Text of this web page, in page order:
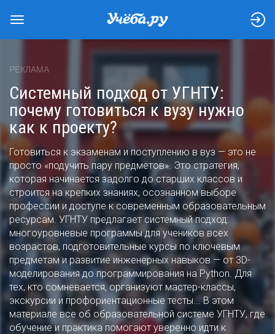
РЕКЛАМА
Системный подход от УГНТУ:
почему готовиться к вузу нужно
как к проекту?
Готовиться к экзаменам и поступлению в вуз — это не
просто «подучить пару предметов». Это стратегия,
которая начинается задолго до старших классов и
строится на крепких знаниях, осознанном выборе
профессии и доступе к современным образовательным
ресурсам. УГНТУ предлагает системный подход:
многоуровневые программы для учеников всех
возрастов, подготовительные курсы по ключевым
предметам и развитие инженерных навыков — от 3D-
моделирования до программирования на Python. Для
тех, кто сомневается, организуют мастер-классы,
экскурсии и профориентационные тесты... В этом
материале все об образовательной системе УГНТУ, где
обучение и практика помогают уверенно идти к